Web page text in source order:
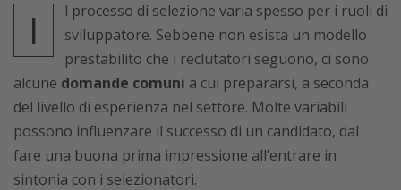
I
l processo di selezione varia spesso per i ruoli di
sviluppatore. Sebbene non esista un modello
prestabilito che i reclutatori seguono, ci sono
alcune domande comuni a cui prepararsi, a seconda
del livello di esperienza nel settore. Molte variabili
possono influenzare il successo di un candidato, dal
fare una buona prima impressione all’entrare in
sintonia con i selezionatori.